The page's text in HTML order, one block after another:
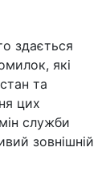
здається
які
та
цих
служби
зовнішній